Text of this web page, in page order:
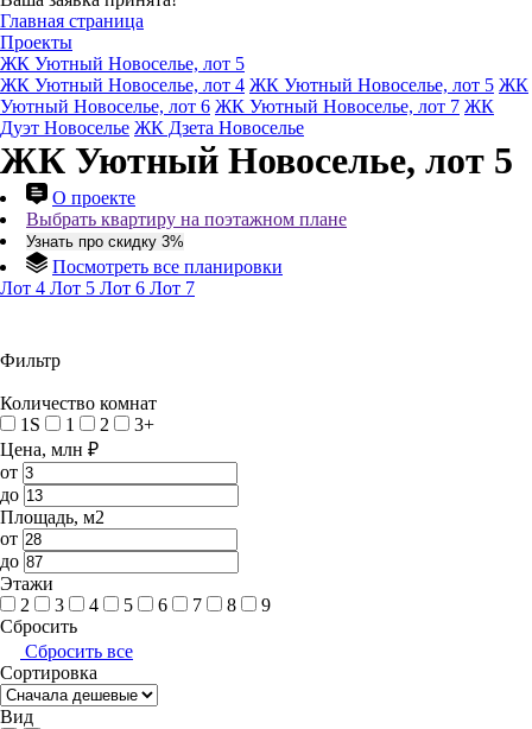
Главная страница
Проекты
ЖК Уютный Новоселье, лот 5
ЖК Уютный Новоселье, лот 4 ЖК Уютный Новоселье, лот 5 ЖК
Уютный Новоселье, лот 6 ЖК Уютный Новоселье, лот 7 ЖК
Дуэт Новоселье ЖК Дзета Новоселье
ЖК Уютный Новоселье, лот 5
О проекте
Выбрать квартиру на поэтажном плане
Узнать про скидку 3%
Посмотреть все планировки
Лот 4 Лот 5 Лот 6 Лот 7
Фильтр
Количество комнат
1S
1 2
3+
Цена, млн ₽
от
до
Площадь, м2
от
до
Этажи
2
3 4 5 6 7 8
9
Сбросить
Сбросить все
Сортировка
Вид